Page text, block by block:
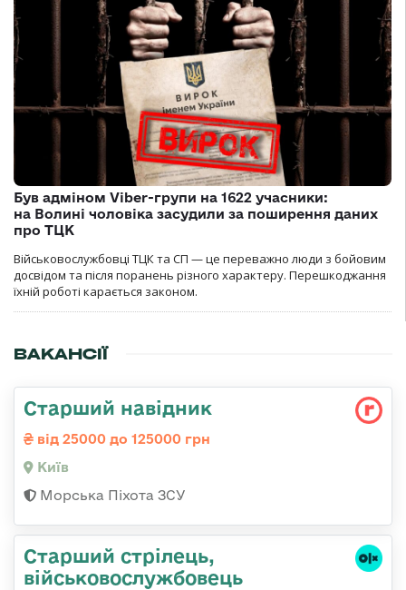
Був адміном Viber-групи на 1622 учасники:
на Волині чоловіка засудили за поширення даних
про ТЦК
Військовослужбовці ТЦК та СП — це переважно люди з бойовим
досвідом та після поранень різного характеру. Перешкоджання
їхній роботі карається законом.
ВАКАНСІЇ
Стаpший навідник
від 25000 до 125000 грн
Київ
Морська Піхота ЗСУ
Старший стрілець,
військовослужбовець